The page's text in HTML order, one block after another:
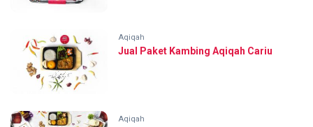
Aqiqah
Jual Paket Kambing Aqiqah Cariu
Aqiqah